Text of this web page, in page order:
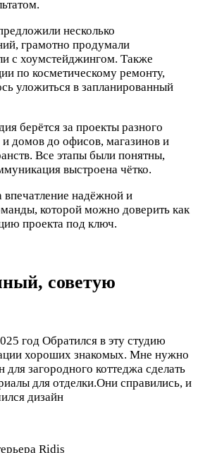
несколько
грамотно продумали
с хоумстейджингом. Также
по косметическому ремонту,
уложиться в запланированный
берётся за проекты разного
домов до офисов, магазинов и
Все этапы были понятны,
выстроена чётко.
впечатление надёжной и
которой можно доверить как
проекта под ключ.
советую
год Обратился в эту студию
хороших знакомых. Мне нужно
загородного коттеджа сделать
для отделки.Они справились, и
дизайн